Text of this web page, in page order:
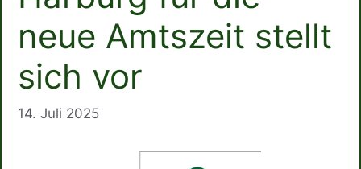
neue Amtszeit stellt
sich vor
14. Juli 2025